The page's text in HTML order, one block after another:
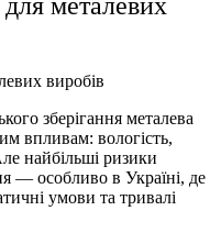
зберігання металева
впливам: вологість,
найбільші ризики
— особливо в Україні, де
умови та тривалі